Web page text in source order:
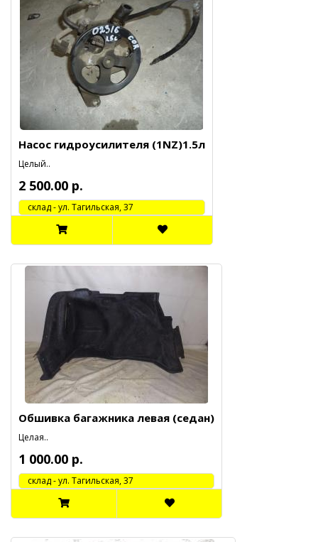
Насос гидроусилителя (1NZ)1.5л
Целый..
2 500.00 р.
cклад - ул. Тагильская, 37
Обшивка багажника левая (седан)
Целая..
1 000.00 р.
cклад - ул. Тагильская, 37